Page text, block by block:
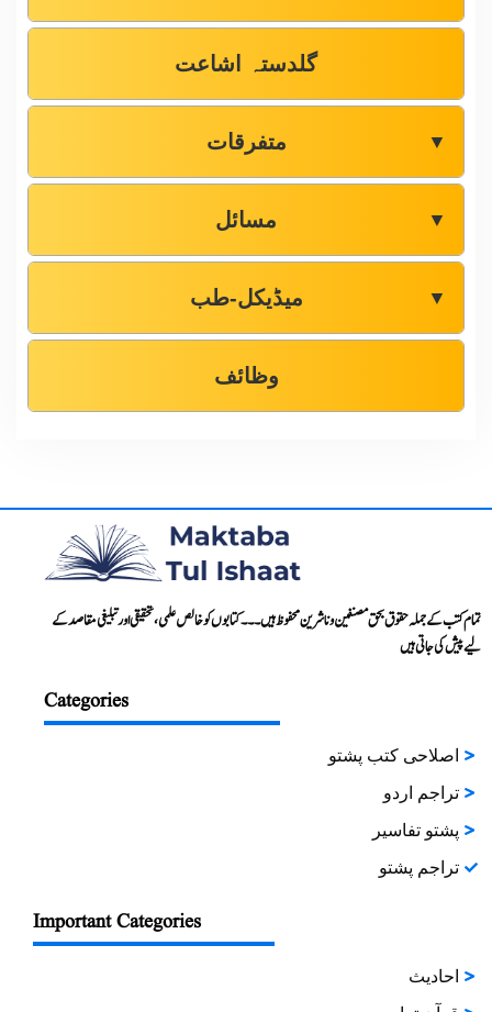
گلدستہ اشاعت
متفرقات ▼
مسائل ▼
میڈیکل-طب ▼
وظائف
تمام کتب کے جملہ حقوق بحق مصنفین و ناشرین محفوظ ہیں۔۔۔ کتابوں کو خالص علمی، تحقیقی اور تبلیغی مقاصد کے
لیے پیش کی جاتی ہیں
Categories
اصلاحی کتب پشتو
تراجم اردو
پشتو تفاسیر
تراجم پشتو
Important Categories
احادیث